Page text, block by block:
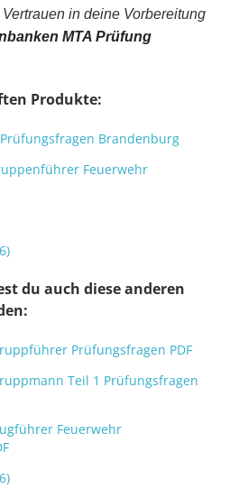
in deine Vorbereitung
MTA Prüfung
Produkte:
Brandenburg
Feuerwehr
du auch diese anderen
Prüfungsfragen PDF
Teil 1 Prüfungsfragen
Feuerwehr